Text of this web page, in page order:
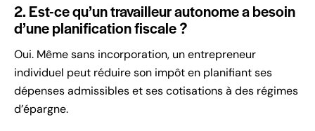
2. Est-ce qu’un travailleur autonome a besoin
d’une planification fiscale ?
Oui. Même sans incorporation, un entrepreneur
individuel peut réduire son impôt en planifiant ses
dépenses admissibles et ses cotisations à des régimes
d’épargne.